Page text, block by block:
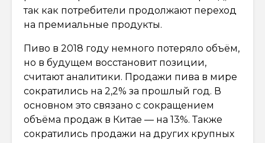
так как потребители продолжают переход
на премиальные продукты.
Пиво в 2018 году немного потеряло объём,
но в будущем восстановит позиции,
считают аналитики. Продажи пива в мире
сократились на 2,2% за прошлый год. В
основном это связано с сокращением
объёма продаж в Китае — на 13%. Также
сократились продажи на других крупных